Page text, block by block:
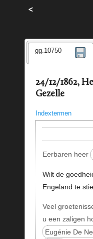
<
gg.10750
24/12/1862,
Gezelle
Indextermen
Eerbaren heer
Wilt de
Engeland te
Veel
u een zaligen
Eugénie De